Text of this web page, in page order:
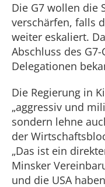
Die G7 wollen die
verschärfen, falls
weiter eskaliert.
Abschluss des
Delegationen
Die Regierung in
„aggressiv und
sondern lehne
der
„Das ist ein
Minsker
und die USA